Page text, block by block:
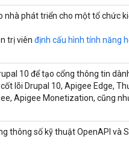
nhà phát triển cho một tổ chức
trị viên định cấu hình tính năng
10 để tạo cổng thông tin
lõi Drupal 10, Apigee Edge,
Apigee Monetization, cũng
thông số kỹ thuật OpenAPI và